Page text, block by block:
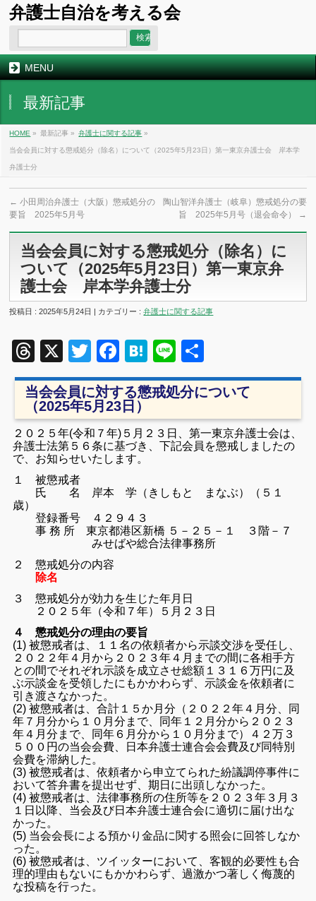
弁護士自治を考える会
MENU
最新記事
HOME » 最新記事 » 弁護士に関する記事 »
当会会員に対する懲戒処分（除名）について（2025年5月23日）第一東京弁護士会 岸本学
弁護士分
← 小田周治弁護士（大阪）懲戒処分の
要旨 2025年5月号
陶山智洋弁護士（岐阜）懲戒処分の要
旨 2025年5月号（退会命令）
→
当会会員に対する懲戒処分（除名）に
ついて（2025年5月23日）第一東京弁
護士会 岸本学弁護士分
投稿日 : 2025年5月24日 | カテゴリー :弁護士に関する記事
Threads
X TwitterFacebook
Hatena
Line
有
当会会員に対する懲戒処分について
（2025年5月23日）
２０２５年(令和７年)５月２３日、第一東京弁護士会は、
弁護士法第５６条に基づき、下記会員を懲戒しましたの
で、お知らせいたします。
１ 被懲戒者
氏 名 岸本 学（きしもと まなぶ）（５１
歳）
登録番号 ４２９４３
事 務 所 東京都港区新橋 ５－２５－１ ３階－７
みせばや総合法律事務所
２ 懲戒処分の内容
除名
３ 懲戒処分が効力を生じた年月日
２０２５年（令和７年）５月２３日
４ 懲戒処分の理由の要旨
(1) 被懲戒者は、１１名の依頼者から示談交渉を受任し、
２０２２年４月から２０２３年４月までの間に各相手方
との間でそれぞれ示談を成立させ総額１３１６万円に及
ぶ示談金を受領したにもかかわらず、示談金を依頼者に
引き渡さなかった。
(2) 被懲戒者は、合計１５か月分（２０２２年４月分、同
年７月分から１０月分まで、同年１２月分から２０２３
年４月分まで、同年６月分から１０月分まで）４２万３
５００円の当会会費、日本弁護士連合会会費及び同特別
会費を滞納した。
(3) 被懲戒者は、依頼者から申立てられた紛議調停事件に
おいて答弁書を提出せず、期日に出頭しなかった。
(4) 被懲戒者は、法律事務所の住所等を２０２３年３月３
１日以降、当会及び日本弁護士連合会に適切に届け出な
かった。
(5) 当会会長による預かり金品に関する照会に回答しなか
った。
(6) 被懲戒者は、ツイッターにおいて、客観的必要性も合
理的理由もないにもかかわらず、過激かつ著しく侮蔑的
な投稿を行った。